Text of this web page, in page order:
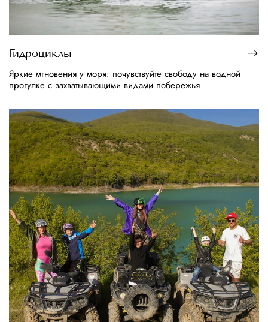
Гидроциклы
Яркие мгновения у моря: почувствуйте свободу на водной
прогулке с захватывающими видами побережья